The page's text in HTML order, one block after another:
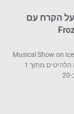
על הקרח עם
Production Agenda (Germany) גאים להציג: Musical Show on Ice
לשבור את הקרח מופע מוזיקלי על הקרח עם הלהיטים מתוך 1